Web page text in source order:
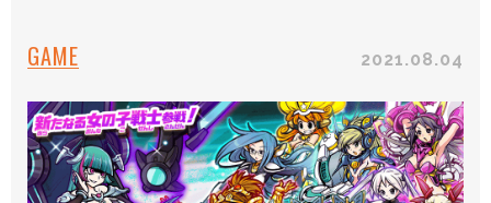
GAME 2021.08.04